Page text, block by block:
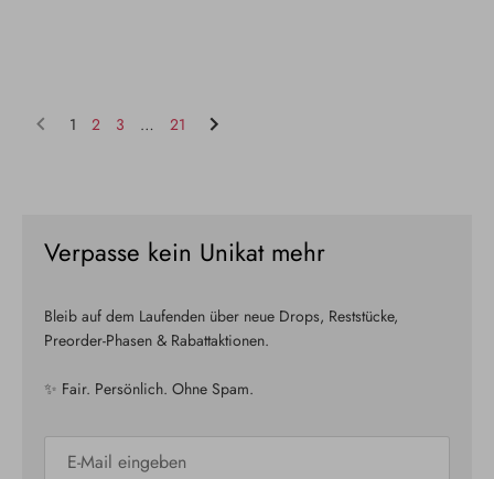
1 2 3 … 21
Verpasse kein Unikat mehr
Bleib auf dem Laufenden über neue Drops, Reststücke,
Preorder-Phasen & Rabattaktionen.
✨ Fair. Persönlich. Ohne Spam.